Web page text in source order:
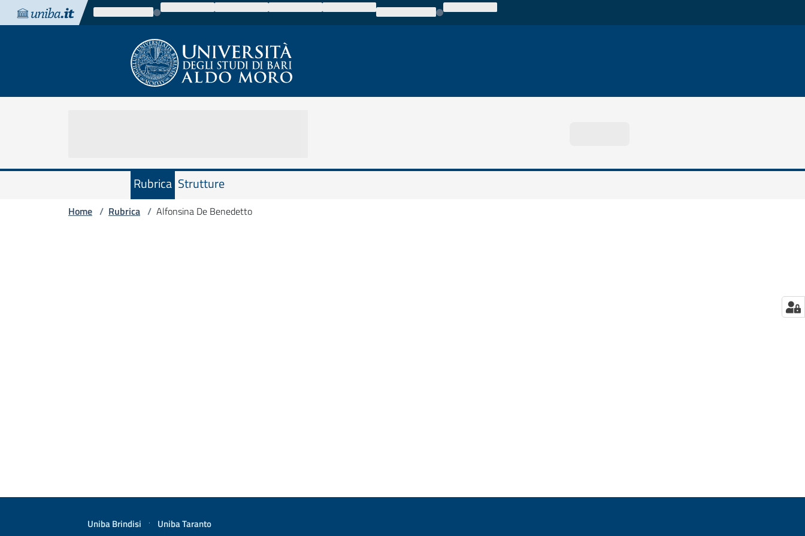
Vai al contenuto
Vai alla navigazione
Vai al footer
Rubrica Strutture
Home / Rubrica / Alfonsina De Benedetto
Uniba Brindisi · Uniba Taranto